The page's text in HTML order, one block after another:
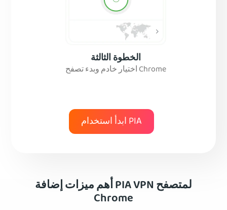
الخطوة الثالثة
اختيار خادم وبدء تصفح Chrome
ابدأ استخدام PIA
أهم ميزات إضافة PIA VPN لمتصفح
Chrome